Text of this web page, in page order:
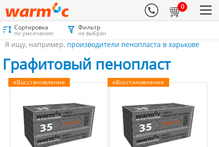
0
Материалы для утепления Каталог
Я ищу, например, производители пенопласта в харькове
Сортировка
по умолчанию
Фильтр
не выбран
Графитовый пенопласт
еВосстановление еВосстановление